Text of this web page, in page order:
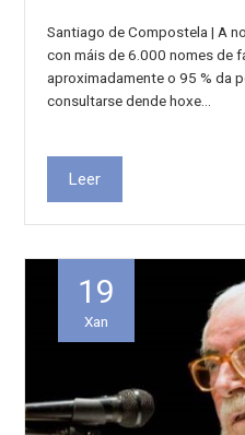
Santiago de Compostela | A
con máis de 6.000 nomes de
aproximadamente o 95 % da
consultarse dende hoxe…
Leer
19
Xan